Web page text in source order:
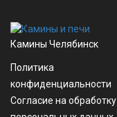
Камины Челябинск
Политика
конфиденциальности
Согласие на обработку